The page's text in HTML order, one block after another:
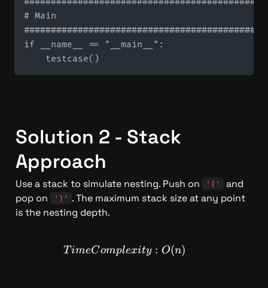
# Main
if __name__ == "__main__":
Solution 2 - Stack
Approach
Use a stack to simulate nesting. Push on '('
and
pop on
')'
. The maximum stack size at any point
is the nesting depth.
TimeComplexity: O(n)
T imeComplexity : O(n)